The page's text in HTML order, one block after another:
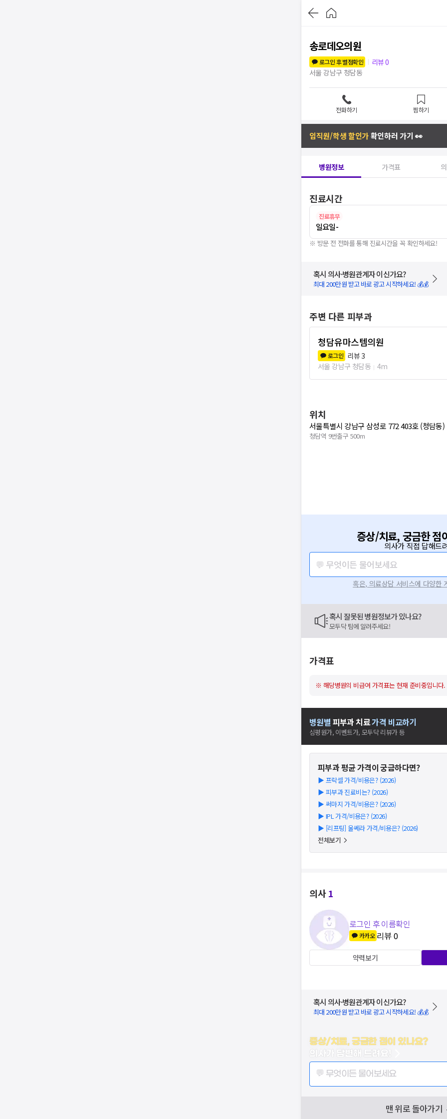
송로데오의원
로그인 후 별점확인
리뷰0
서울 강남구 청담동
전화하기 찜하기
임직원/학생 할인가확인하러 가기 👀
병원정보 가격표
진료시간
진료휴무
일요일-
※ 방문 전 전화를 통해 진료시간을 꼭 확인하세요!
혹시 의사·병원관계자 이신가요?
최대 200만원 받고 바로 광고 시작하세요! 💰💰
주변 다른 피부과
청담유마스템의원
로그인 리뷰 3
서울 강남구 청담동
4m
위치
서울특별시 강남구 삼성로 772 403호 (청담동)
청담역 9번출구 500m
증상/치료, 궁금한 점
의사가 직접 답해드
💬 무엇이든 물어보세요
혹은, 의료상담 서비스에 다양한
혹시 잘못된 병원정보가 있나요?
모두닥 팀에 알려주세요!
가격표
※ 해당병원의 비급여 가격표는 현재 준비중입니다.
병원별 피부과치료가격 비교하기
심평원가, 이벤트가, 모두닥 리뷰가 등
피부과평균 가격이 궁금하다면?
▶ 프락셀 가격/비용은? (2026)
▶ 피부과 진료비는? (2026)
▶ 써마지 가격/비용은? (2026)
▶ IPL 가격/비용은? (2026)
▶ [리프팅] 울쎄라 가격/비용은? (2026)
전체보기
의사1
로그인 후 이름확인
카카오 리뷰0
약력보기
혹시 의사·병원관계자 이신가요?
최대 200만원 받고 바로 광고 시작하세요! 💰💰
증상/치료, 궁금한 점이 있나요?
의사가 답변해 드려요!
💬 무엇이든 물어보세요
맨 위로 돌아가기